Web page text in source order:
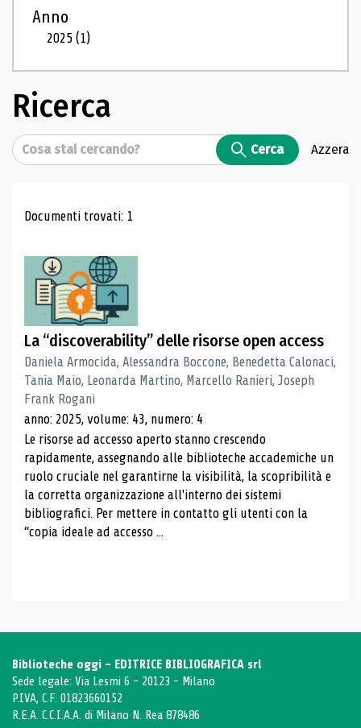
Anno
2025(1)
Ricerca
Cerca Cerca Azzera
Risultati di ricerca
Documenti trovati: 1
La “discoverability” delle risorse open access
Daniela Armocida, Alessandra Boccone, Benedetta Calonaci,
Tania Maio, Leonarda Martino, Marcello Ranieri, Joseph
Frank Rogani
anno: 2025, volume: 43, numero: 4
Le risorse ad accesso aperto stanno crescendo
rapidamente, assegnando alle biblioteche accademiche un
ruolo cruciale nel garantirne la visibilità, la scopribilità e
la corretta organizzazione all'interno dei sistemi
bibliografici. Per mettere in contatto gli utenti con la
“copia ideale ad accesso ...
Biblioteche oggi - EDITRICE BIBLIOGRAFICA srl
Sede legale: Via Lesmi 6 - 20123 - Milano
P.IVA, C.F. 01823660152
R.E.A. C.C.I.A.A. di Milano N. Rea 878486